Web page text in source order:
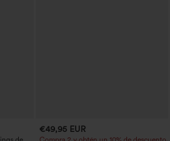
€49,95 EUR